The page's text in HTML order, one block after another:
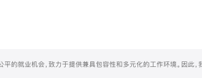
的就业机会，致力于提供兼具包容性和多元化的工作环境。因此